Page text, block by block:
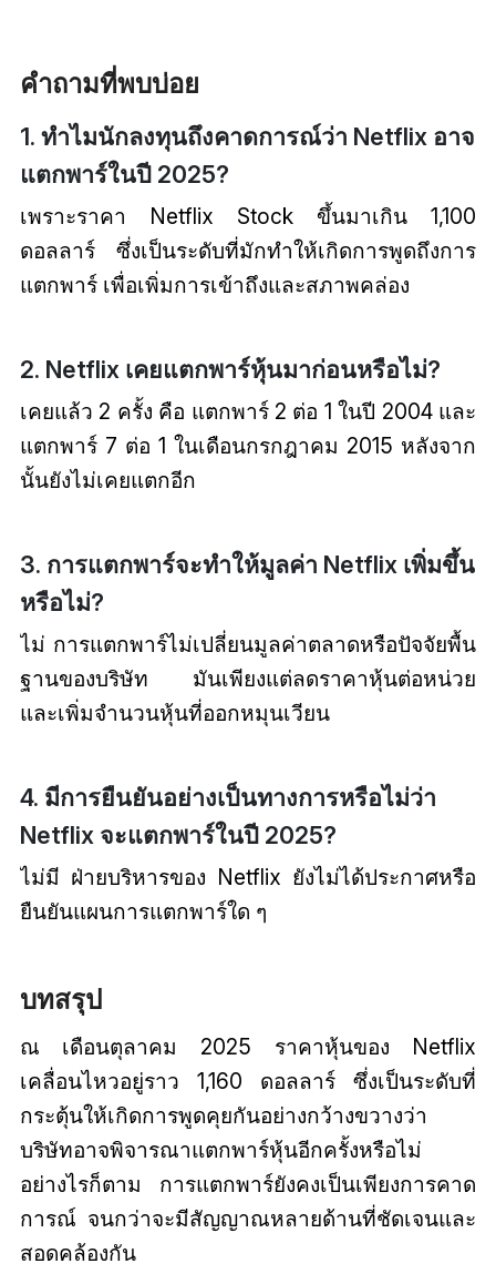
คำถามที่พบบ่อย
1. ทำไมนักลงทุนถึงคาดการณ์ว่า Netflix อาจ
แตกพาร์ในปี 2025?
เพราะราคา Netflix Stock ขึ้นมาเกิน 1,100
ดอลลาร์ ซึ่งเป็นระดับที่มักทำให้เกิดการพูดถึงการ
แตกพาร์ เพื่อเพิ่มการเข้าถึงและสภาพคล่อง
2. Netflix เคยแตกพาร์หุ้นมาก่อนหรือไม่?
เคยแล้ว 2 ครั้ง คือ แตกพาร์ 2 ต่อ 1 ในปี 2004 และ
แตกพาร์ 7 ต่อ 1 ในเดือนกรกฎาคม 2015 หลังจาก
นั้นยังไม่เคยแตกอีก
3. การแตกพาร์จะทำให้มูลค่า Netflix เพิ่มขึ้น
หรือไม่?
ไม่ การแตกพาร์ไม่เปลี่ยนมูลค่าตลาดหรือปัจจัยพื้น
ฐานของบริษัท มันเพียงแต่ลดราคาหุ้นต่อหน่วย
และเพิ่มจำนวนหุ้นที่ออกหมุนเวียน
4. มีการยืนยันอย่างเป็นทางการหรือไม่ว่า
Netflix จะแตกพาร์ในปี 2025?
ไม่มี ฝ่ายบริหารของ Netflix ยังไม่ได้ประกาศหรือ
ยืนยันแผนการแตกพาร์ใด ๆ
บทสรุป
ณ เดือนตุลาคม 2025 ราคาหุ้นของ Netflix
เคลื่อนไหวอยู่ราว 1,160 ดอลลาร์ ซึ่งเป็นระดับที่
กระตุ้นให้เกิดการพูดคุยกันอย่างกว้างขวางว่า
บริษัทอาจพิจารณาแตกพาร์หุ้นอีกครั้งหรือไม่
อย่างไรก็ตาม การแตกพาร์ยังคงเป็นเพียงการคาด
การณ์ จนกว่าจะมีสัญญาณหลายด้านที่ชัดเจนและ
สอดคล้องกัน